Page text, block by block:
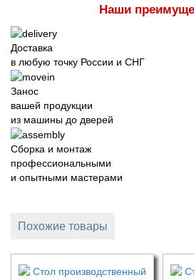
Наши
Доставка
в любую точку России и СНГ
Занос
вашей продукции
из машины до дверей
Сборка и монтаж
профессиональными
и опытными мастерами
Похожие товары